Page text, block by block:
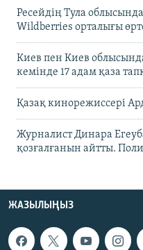
Ресейдің Тула
Wildberries орталығы
Киев пен Киев
кемінде 17 адам қаза
Қазақ кинорежиссері
Журналист Динара
қозғалғанын айтты.
ЖАЗЫЛЫҢЫЗ